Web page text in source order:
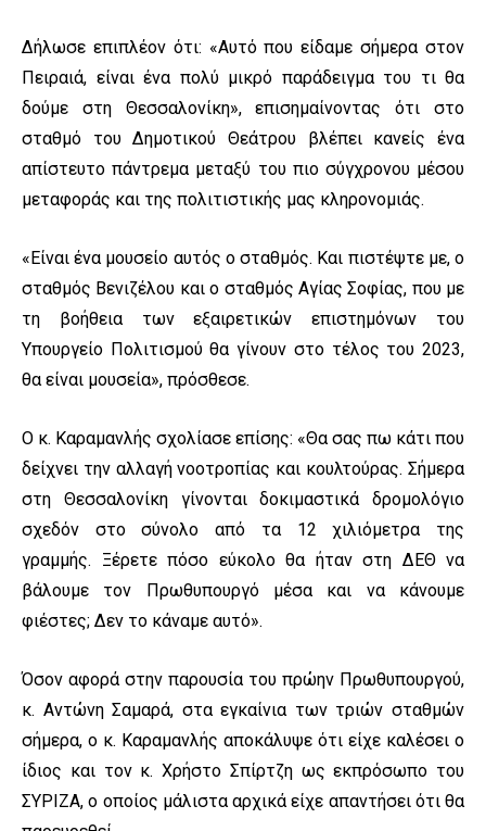
Δήλωσε επιπλέον ότι: «Αυτό που είδαμε σήμερα στον
Πειραιά, είναι ένα πολύ μικρό παράδειγμα του τι θα
δούμε στη Θεσσαλονίκη», επισημαίνοντας ότι στο
σταθμό του Δημοτικού Θεάτρου βλέπει κανείς ένα
απίστευτο πάντρεμα μεταξύ του πιο σύγχρονου μέσου
μεταφοράς και της πολιτιστικής μας κληρονομιάς.
«Είναι ένα μουσείο αυτός ο σταθμός. Και πιστέψτε με, ο
σταθμός Βενιζέλου και ο σταθμός Αγίας Σοφίας, που με
τη βοήθεια των εξαιρετικών επιστημόνων του
Υπουργείο Πολιτισμού θα γίνουν στο τέλος του 2023,
θα είναι μουσεία», πρόσθεσε.
Ο κ. Καραμανλής σχολίασε επίσης: «Θα σας πω κάτι που
δείχνει την αλλαγή νοοτροπίας και κουλτούρας. Σήμερα
στη Θεσσαλονίκη γίνονται δοκιμαστικά δρομολόγιο
σχεδόν στο σύνολο από τα 12 χιλιόμετρα της
γραμμής. Ξέρετε πόσο εύκολο θα ήταν στη ΔΕΘ να
βάλουμε τον Πρωθυπουργό μέσα και να κάνουμε
φιέστες; Δεν το κάναμε αυτό».
Όσον αφορά στην παρουσία του πρώην Πρωθυπουργού,
κ. Αντώνη Σαμαρά, στα εγκαίνια των τριών σταθμών
σήμερα, ο κ. Καραμανλής αποκάλυψε ότι είχε καλέσει ο
ίδιος και τον κ. Χρήστο Σπίρτζη ως εκπρόσωπο του
ΣΥΡΙΖΑ, ο οποίος μάλιστα αρχικά είχε απαντήσει ότι θα